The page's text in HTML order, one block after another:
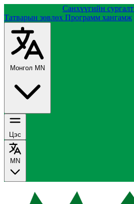
Санхүүгийн сургалт
Татварын зөвлөх Программ хангамж
Монгол MN
Цэс
MN